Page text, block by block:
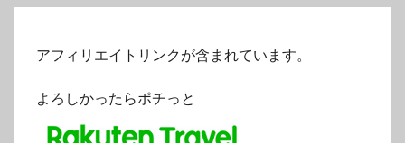
アフィリエイトリンクが含まれています。
よろしかったらポチっと